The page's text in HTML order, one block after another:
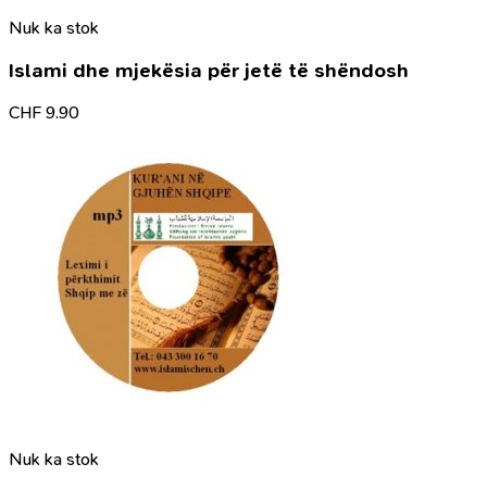
Nuk ka stok
Islami dhe mjekësia për jetë të shëndosh
CHF 9.90
Nuk ka stok